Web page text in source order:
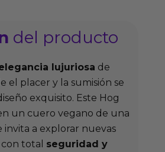
del producto
lujuriosa de
el placer y la sumisión se
exquisito. Este Hog
un cuero vegano de una
invita a explorar nuevas
total seguridad y